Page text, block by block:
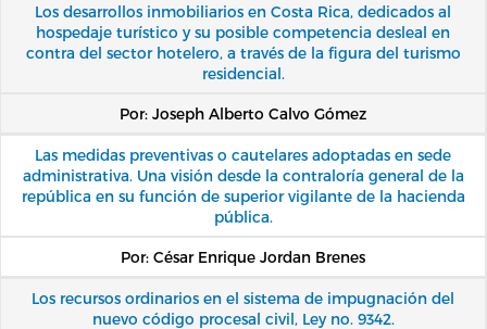
Los desarrollos inmobiliarios en Costa Rica, dedicados al
hospedaje turístico y su posible competencia desleal en
contra del sector hotelero, a través de la figura del turismo
residencial.
Por: Joseph Alberto Calvo Gómez
Las medidas preventivas o cautelares adoptadas en sede
administrativa. Una visión desde la contraloría general de la
república en su función de superior vigilante de la hacienda
pública.
Por: César Enrique Jordan Brenes
Los recursos ordinarios en el sistema de impugnación del
nuevo código procesal civil, Ley no. 9342.